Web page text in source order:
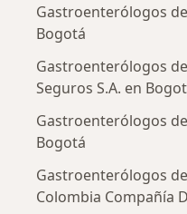
Gastroenterólogos
Bogotá
Gastroenterólogos
Seguros S.A. en
Gastroenterólogos
Bogotá
Gastroenterólogos
Colombia Compañía